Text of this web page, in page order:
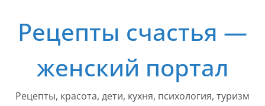
содержимому
Рецепты счастья —
женский портал
Рецепты, красота, дети, кухня, психология, туризм